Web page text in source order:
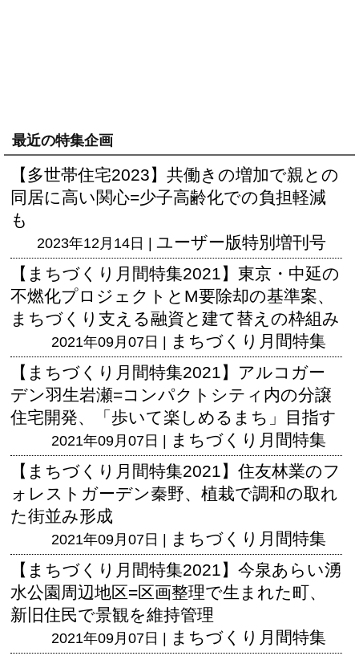
最近の特集企画
【多世帯住宅2023】共働きの増加で親との
同居に高い関心=少子高齢化での負担軽減
も
2023年12月14日 | ユーザー版特別増刊号
【まちづくり月間特集2021】東京・中延の
不燃化プロジェクトとM要除却の基準案、
まちづくり支える融資と建て替えの枠組み
2021年09月07日 | まちづくり月間特集
【まちづくり月間特集2021】アルコガー
デン羽生岩瀬=コンパクトシティ内の分譲
住宅開発、「歩いて楽しめるまち」目指す
2021年09月07日 | まちづくり月間特集
【まちづくり月間特集2021】住友林業のフ
ォレストガーデン秦野、植栽で調和の取れ
た街並み形成
2021年09月07日 | まちづくり月間特集
【まちづくり月間特集2021】今泉あらい湧
水公園周辺地区=区画整理で生まれた町、
新旧住民で景観を維持管理
2021年09月07日 | まちづくり月間特集